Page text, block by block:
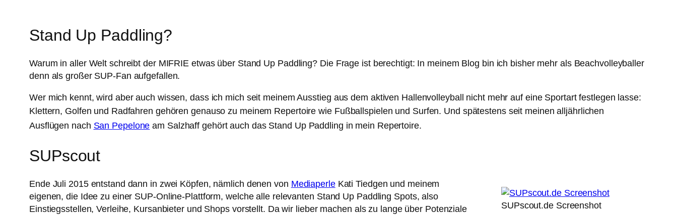
Stand Up Paddling?
Warum in aller Welt schreibt der MIFRIE etwas über Stand Up Paddling? Die Frage ist berechtigt: In meinem Blog bin ich bisher mehr als Beachvolleyballer
denn als großer SUP-Fan aufgefallen.
Wer mich kennt, wird aber auch wissen, dass ich mich seit meinem Ausstieg aus dem aktiven Hallenvolleyball nicht mehr auf eine Sportart festlegen lasse:
Klettern, Golfen und Radfahren gehören genauso zu meinem Repertoire wie Fußballspielen und Surfen. Und spätestens seit meinen alljährlichen
Ausflügen nach San Pepelone am Salzhaff gehört auch das Stand Up Paddling in mein Repertoire.
SUPscout
SUPscout.de Screenshot
Ende Juli 2015 entstand dann in zwei Köpfen, nämlich denen von MediaperleKati Tiedgen und meinem
eigenen, die Idee zu einer SUP-Online-Plattform, welche alle relevanten Stand Up Paddling Spots, also
Einstiegsstellen, Verleihe, Kursanbieter und Shops vorstellt. Da wir lieber machen als zu lange über Potenziale